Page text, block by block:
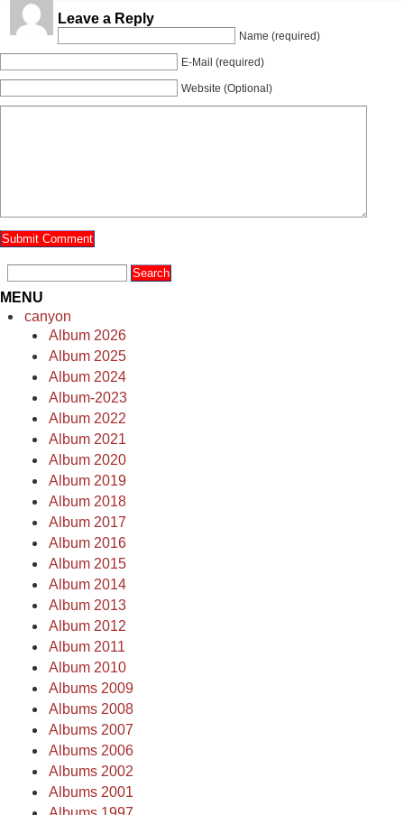
Leave a Reply
Name (required)
E-Mail (required)
Website (Optional)
MENU
canyon
Album 2026
Album 2025
Album 2024
Album-2023
Album 2022
Album 2021
Album 2020
Album 2019
Album 2018
Album 2017
Album 2016
Album 2015
Album 2014
Album 2013
Album 2012
Album 2011
Album 2010
Albums 2009
Albums 2008
Albums 2007
Albums 2006
Albums 2002
Albums 2001